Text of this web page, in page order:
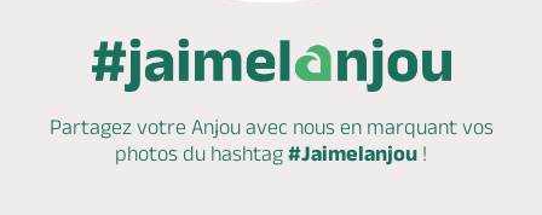
Partagez votre Anjou avec nous en marquantvos
photos du hashtag #Jaimelanjou !